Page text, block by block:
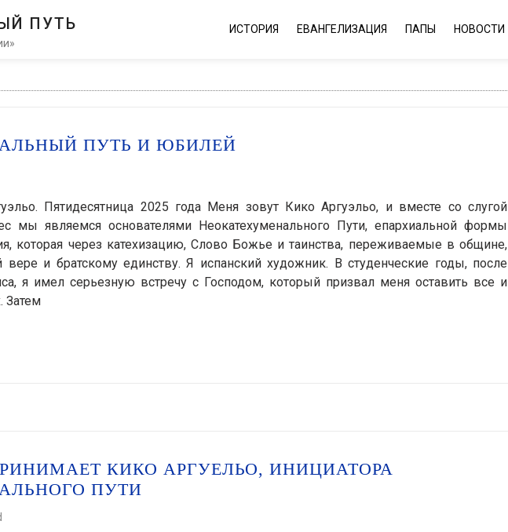
ПУТЬ ИСТОРИЯ ЕВАНГЕЛИЗАЦИЯ ПАПЫ НОВОСТИ
ПУТЬ И ЮБИЛЕЙ
Пятидесятница 2025 года Меня зовут Кико Аргуэльо, и вместе со слугой
мы являемся основателями Неокатехуменального Пути, епархиальной формы
которая через катехизацию, Слово Божье и таинства, переживаемые в общине,
и братскому единству. Я испанский художник. В студенческие годы, после
я имел серьезную встречу с Господом, который призвал меня оставить все и
Затем
КИКО АРГУЕЛЬО, ИНИЦИАТОРА
ПУТИ